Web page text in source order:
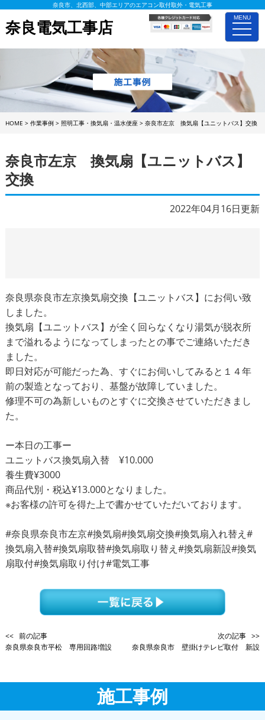
MENU
toggle
奈良市、北西部、中部エリアのエアコン取付取外・電気工事
奈良電気工事店
HOME > 作業事例> 照明工事・換気扇・温水便座> 奈良市左京 換気扇【ユニットバス】交換
奈良市左京 換気扇【ユニットバス】
交換
2022年04月16日更新
奈良県奈良市左京換気扇交換【ユニットバス】にお伺い致
しました。
換気扇【ユニットバス】が全く回らなくなり湯気が脱衣所
まで溢れるようになってしまったとの事でご連絡いただき
ました。
即日対応が可能だった為、すぐにお伺いしてみると１４年
前の製造となっており、基盤が故障していました。
修理不可の為新しいものとすぐに交換させていただきまし
た。
ー本日の工事ー
ユニットバス換気扇入替 ¥10.000
養生費¥3000
商品代別・税込¥13.000となりました。
※お客様の許可を得た上で書かせていただいております。
#奈良県奈良市左京#換気扇#換気扇交換#換気扇入れ替え#
換気扇入替#換気扇取替#換気扇取り替え#換気扇新設#換気
扇取付#換気扇取り付け#電気工事
<< 前の記事
奈良県奈良市平松 専用回路増設
次の記事 >>
奈良県奈良市 壁掛けテレビ取付 新設
施工事例